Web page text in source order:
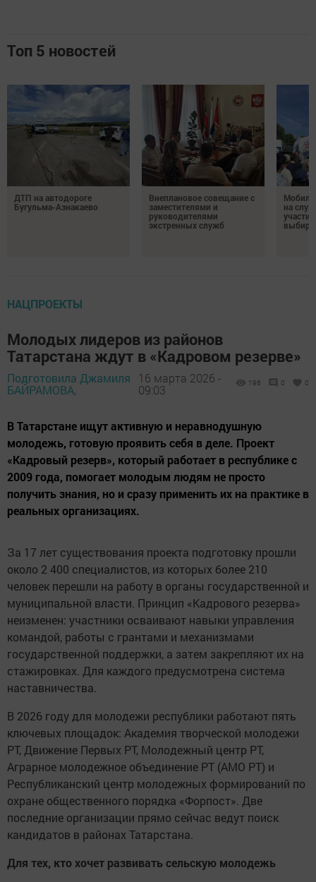
Топ 5 новостей
ДТП на автодороге
Бугульма-Азнакаево
Внеплановое совещание с
заместителями и
руководителями
экстренных служб
на
НАЦПРОЕКТЫ
Молодых лидеров из районов
Татарстана ждут в «Кадровом резерве»
Подготовила Джамиля
БАЙРАМОВА,
16 марта 2026 -
09:03
196 0 0
В Татарстане ищут активную и неравнодушную
молодежь, готовую проявить себя в деле. Проект
«Кадровый резерв», который работает в республике с
2009 года, помогает молодым людям не просто
получить знания, но и сразу применить их на практике в
реальных организациях.
За 17 лет существования проекта подготовку прошли
около 2 400 специалистов, из которых более 210
человек перешли на работу в органы государственной и
муниципальной власти. Принцип «Кадрового резерва»
неизменен: участники осваивают навыки управления
командой, работы с грантами и механизмами
государственной поддержки, а затем закрепляют их на
стажировках. Для каждого предусмотрена система
наставничества.
В 2026 году для молодежи республики работают пять
ключевых площадок: Академия творческой молодежи
РТ, Движение Первых РТ, Молодежный центр РТ,
Аграрное молодежное объединение РТ (АМО РТ) и
Республиканский центр молодежных формирований по
охране общественного порядка «Форпост». Две
последние организации прямо сейчас ведут поиск
кандидатов в районах Татарстана.
Для тех, кто хочет развивать сельскую молодежь